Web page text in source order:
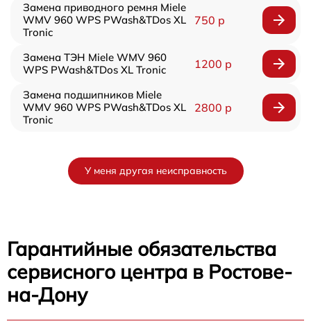
Замена приводного ремня Miele
WMV 960 WPS PWash&TDos XL
Tronic
750 р
Замена ТЭН Miele WMV 960
WPS PWash&TDos XL Tronic
1200 р
Замена подшипников Miele
WMV 960 WPS PWash&TDos XL
Tronic
2800 р
У меня другая неисправность
Гарантийные обязательства
сервисного центра в Ростове-
на-Дону